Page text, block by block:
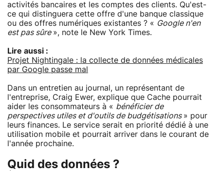
activités bancaires et les comptes des clients. Qu'est-
ce qui distinguera cette offre d'une banque classique
ou des offres numériques existantes ? « Google n'en
est pas sûre », note le New York Times.
Lire aussi :
Projet Nightingale : la collecte de données médicales
par Google passe mal
Dans un entretien au journal, un représentant de
l'entreprise, Craig Ewer, explique que Cache pourrait
aider les consommateurs à « bénéficier de
perspectives utiles et d'outils de budgétisations » pour
leurs finances. Le service serait en priorité dédié à une
utilisation mobile et pourrait arriver dans le courant de
l'année prochaine.
Quid des données ?